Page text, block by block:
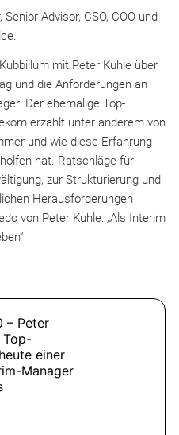
Advisor, CSO, COO und
mit Peter Kuhle über
und die Anforderungen an
Der ehemalige Top-
erzählt unter anderem von
und wie diese Erfahrung
hat. Ratschläge für
zur Strukturierung und
Herausforderungen
von Peter Kuhle: „Als Interim